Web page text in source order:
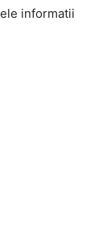
informatii